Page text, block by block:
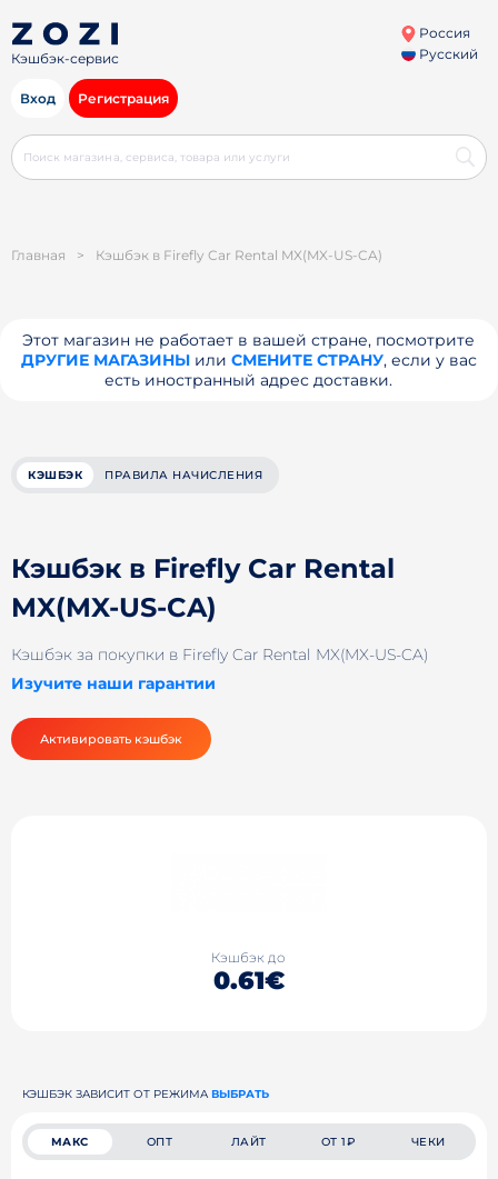
Кэшбэк-сервис
Россия
Русский
Вход Регистрация
Главная > Кэшбэк в Firefly Car Rental MX(MX-US-CA)
Этот магазин не работает в вашей стране, посмотрите
ДРУГИЕ МАГАЗИНЫили СМЕНИТЕ СТРАНУ, если у вас
есть иностранный адрес доставки.
КЭШБЭК ПРАВИЛА НАЧИСЛЕНИЯ
Кэшбэк в Firefly Car Rental
MX(MX-US-CA)
Кэшбэк за покупки в Firefly Car Rental MX(MX-US-CA)
Изучите наши гарантии
Активировать кэшбэк
Кэшбэк до
0.61€
КЭШБЭК ЗАВИСИТ ОТ РЕЖИМА ВЫБРАТЬ
МАКС ОПТ ЛАЙТ ОТ 1₽ ЧЕКИ